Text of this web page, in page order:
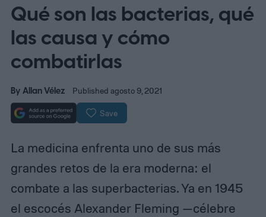
Qué son las bacterias, qué
las causa y cómo
combatirlas
ByAllan Vélez Published agosto 9, 2021
Save
La medicina enfrenta uno de sus más
grandes retos de la era moderna: el
combate a las superbacterias. Ya en 1945
el escocés Alexander Fleming —célebre